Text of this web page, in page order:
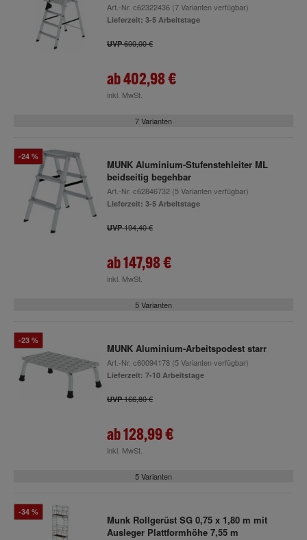
Art.-Nr. c62322436(7 Varianten verfügbar)
Lieferzeit: 3-5 Arbeitstage
UVP600,00 €
ab402,98 €
inkl. MwSt.
7 Varianten
-24 %
MUNK Aluminium-Stufenstehleiter ML
beidseitig begehbar
Art.-Nr. c62846732(5 Varianten verfügbar)
Lieferzeit: 3-5 Arbeitstage
UVP194,40 €
ab147,98 €
inkl. MwSt.
5 Varianten
-23 %
MUNK Aluminium-Arbeitspodest starr
Art.-Nr. c60094178(5 Varianten verfügbar)
Lieferzeit: 7-10 Arbeitstage
UVP166,80 €
ab128,99 €
inkl. MwSt.
5 Varianten
-34 %
Munk Rollgerüst SG 0,75 x 1,80 m mit
Ausleger Plattformhöhe 7,55 m